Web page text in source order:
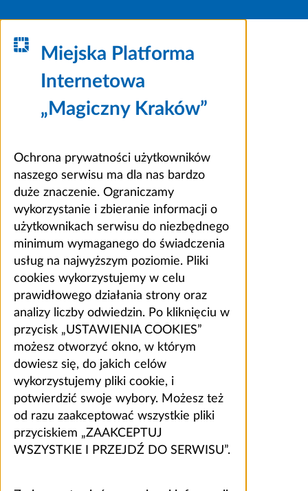
Miejska Platforma
Internetowa
„Magiczny Kraków”
Ochrona prywatności użytkowników
naszego serwisu ma dla nas bardzo
duże znaczenie. Ograniczamy
wykorzystanie i zbieranie informacji o
użytkownikach serwisu do niezbędnego
minimum wymaganego do świadczenia
usług na najwyższym poziomie. Pliki
cookies wykorzystujemy w celu
prawidłowego działania strony oraz
analizy liczby odwiedzin. Po kliknięciu w
przycisk „USTAWIENIA COOKIES”
możesz otworzyć okno, w którym
dowiesz się, do jakich celów
wykorzystujemy pliki cookie, i
potwierdzić swoje wybory. Możesz też
od razu zaakceptować wszystkie pliki
przyciskiem „ZAAKCEPTUJ
WSZYSTKIE I PRZEJDŹ DO SERWISU”.